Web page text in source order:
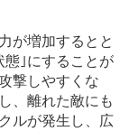
が増加するとと
態｣にすることが
撃しやすくな
、離れた敵にも
ルが発生し、広